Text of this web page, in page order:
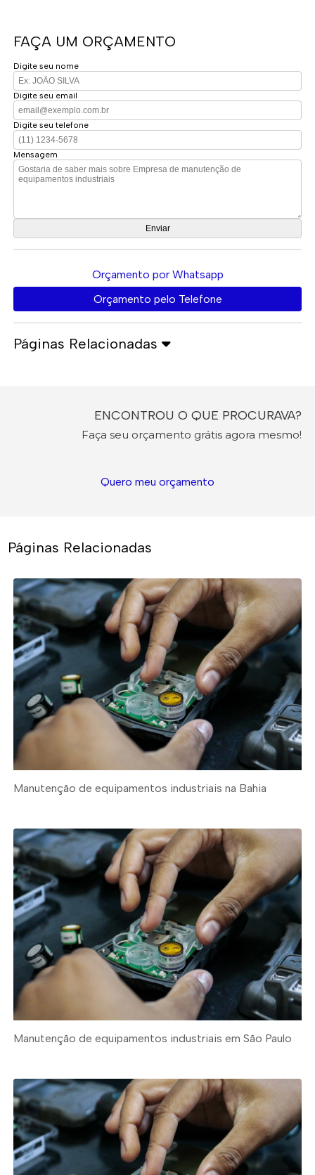
FAÇA UM ORÇAMENTO
Digite seu nome
Digite seu email
Digite seu telefone
Mensagem
Orçamento por Whatsapp
Orçamento pelo Telefone
Páginas Relacionadas
ENCONTROU O QUE PROCURAVA?
Faça seu orçamento grátis agora mesmo!
Quero meu orçamento
Páginas Relacionadas
Manutenção de equipamentos industriais na Bahia
Manutenção de equipamentos industriais em São Paulo